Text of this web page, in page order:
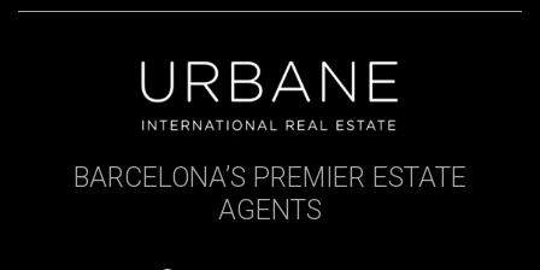
BARCELONA’S PREMIER ESTATE
AGENTS